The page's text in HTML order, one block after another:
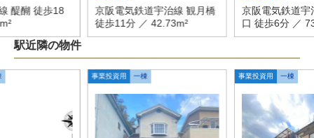
醍醐 徒歩18
京阪電気鉄道宇治線 観月橋
徒歩11分 ／ 42.73m²
京阪電気鉄道宇
口 徒歩6分 ／
駅近隣の物件
事業投資用 一棟 事業投資用 一棟